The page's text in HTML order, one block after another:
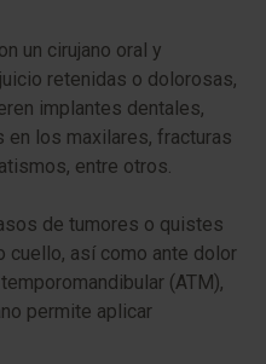
un cirujano oral y
retenidas o dolorosas,
implantes dentales,
los maxilares, fracturas
entre otros.
de tumores o quistes
cuello, así como ante dolor
(ATM),
permite aplicar